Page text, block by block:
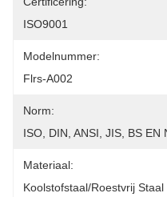
ISO9001
Modelnummer:
Flrs-A002
Norm:
ISO, DIN, ANSI, JIS, BS EN
Materiaal:
Koolstofstaal/Roestvrij Staal